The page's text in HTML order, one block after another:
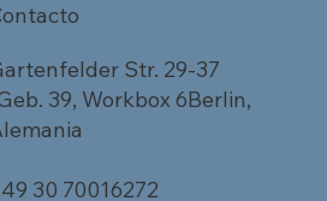
Str. 29-37
39, Workbox 6Berlin,
30 70016272